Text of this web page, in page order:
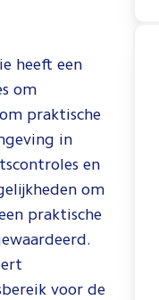
dat kan doen.
om te zien hoe
wij dat doen!
Speel
af
heeft een
om
praktische
in
en
om
praktische
voor de